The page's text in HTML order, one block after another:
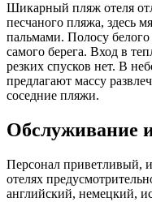
Шикарный пляж отеля
песчаного пляжа, здесь
пальмами. Полосу
самого берега. Вход в
резких спусков нет. В
предлагают массу
соседние пляжи.
Обслуживание
Персонал приветливый,
отелях
английский, немецкий,